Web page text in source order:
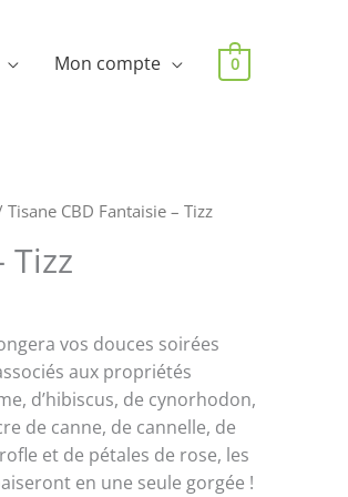
Mon compte 0
Tisane CBD Fantaisie – Tizz
Tizz
vos douces soirées
aux propriétés
d’hibiscus, de cynorhodon,
de canne, de cannelle, de
et de pétales de rose, les
en une seule gorgée !